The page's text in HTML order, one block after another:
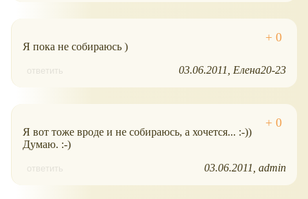
Я пока не собираюсь )
ответить 03.06.2011 Елена20-23
Я вот тоже вроде и не собираюсь, а хочется... :-))
Думаю. :-)
ответить 03.06.2011 admin